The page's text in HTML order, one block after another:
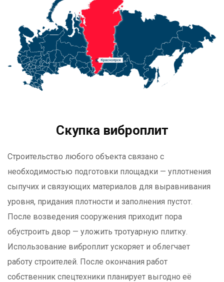
Скупка виброплит
Строительство любого объекта связано с
необходимостью подготовки площадки — уплотнения
сыпучих и связующих материалов для выравнивания
уровня, придания плотности и заполнения пустот.
После возведения сооружения приходит пора
обустроить двор — уложить тротуарную плитку.
Использование виброплит ускоряет и облегчает
работу строителей. После окончания работ
собственник спецтехники планирует выгодно её